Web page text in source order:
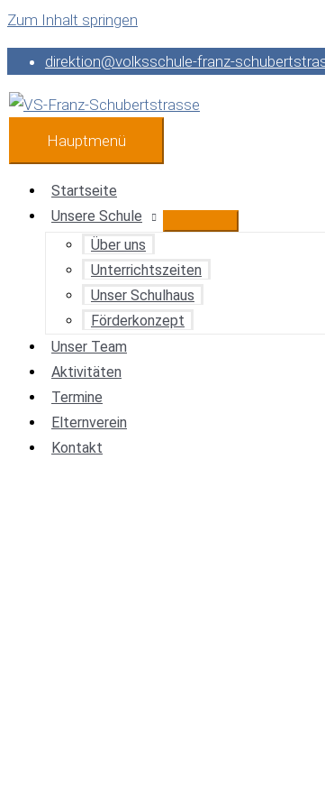
Zum Inhalt springen
direktion@volksschule-franz-
Hauptmenü
Startseite
Unsere Schule
Über uns
Unterrichtszeiten
Unser Schulhaus
Förderkonzept
Unser Team
Aktivitäten
Termine
Elternverein
Kontakt